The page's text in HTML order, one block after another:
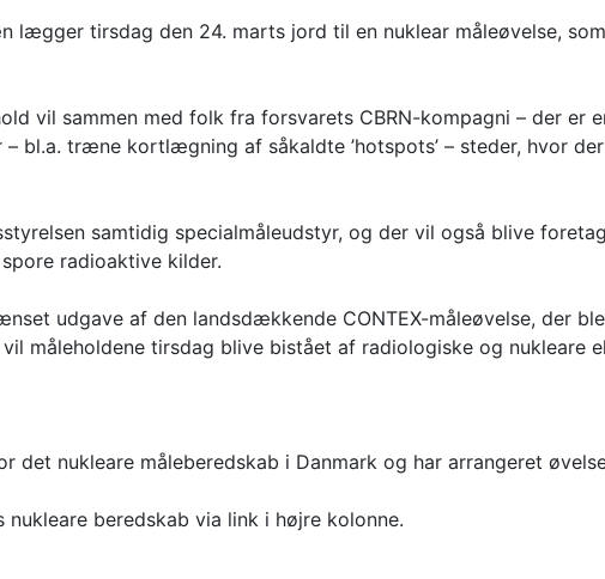
tirsdag den 24. marts jord til en nuklear måleøvelse,
vil sammen med folk fra forsvarets CBRN-kompagni – der er
bl.a. træne kortlægning af såkaldte ’hotspots’ – steder, hvor
samtidig specialmåleudstyr, og der vil også blive
radioaktive kilder.
udgave af den landsdækkende CONTEX-måleøvelse, der
måleholdene tirsdag blive bistået af radiologiske og nukleare
det nukleare måleberedskab i Danmark og har arrangeret
beredskab via link i højre kolonne.